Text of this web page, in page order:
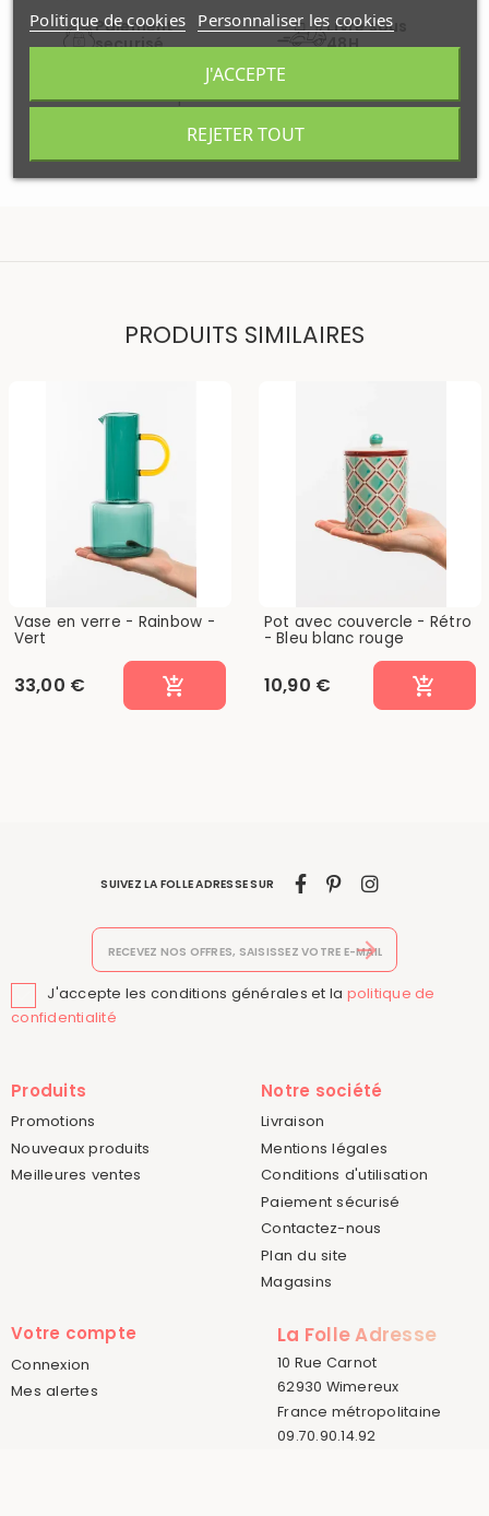
Paiement
securisé
Livré sous
48H
Wimereux:Disponibles
Votre commande sera expédiée
Lundi 10 aout
PRODUITS SIMILAIRES
Vase en verre - Rainbow -
Vert
33,00 €
Pot avec couvercle - Rétro
- Bleu blanc rouge
10,90 €
J'accepte les conditions générales et la politique de
confidentialité
SUIVEZ LA FOLLE ADRESSE SUR
Produits
Promotions
Nouveaux produits
Meilleures ventes
Notre société
Livraison
Mentions légales
Conditions d'utilisation
Paiement sécurisé
Contactez-nous
Plan du site
Magasins
Votre compte
Connexion
Mes alertes
La Folle Adresse
10 Rue Carnot
62930 Wimereux
France métropolitaine
09.70.90.14.92
Politique de cookies Personnaliser les cookies
REJETER TOUT
J'ACCEPTE